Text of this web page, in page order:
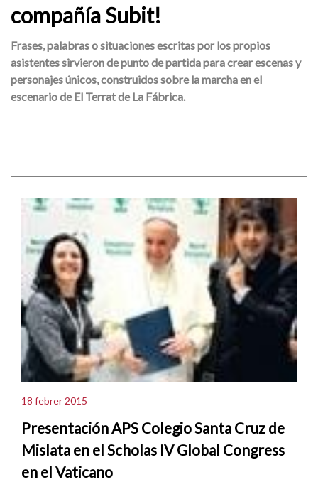
compañía Subit!
Frases, palabras o situaciones escritas por los propios
asistentes sirvieron de punto de partida para crear escenas y
personajes únicos, construidos sobre la marcha en el
escenario de El Terrat de La Fábrica.
18 febrer 2015
Presentación APS Colegio Santa Cruz de
Mislata en el Scholas IV Global Congress
en el Vaticano